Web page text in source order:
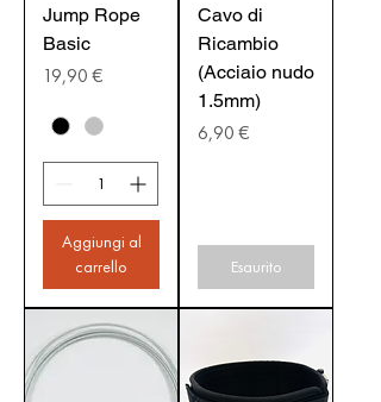
Jump Rope
Basic
Prezzo
19,90 €
Aggiungi al
carrello
Cavo di
Ricambio
(Acciaio nudo
1.5mm)
Prezzo
6,90 €
Esaurito